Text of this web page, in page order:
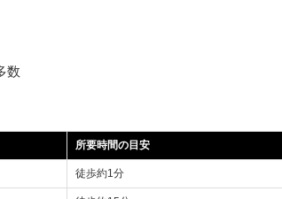
数
所要時間の目安
徒歩約1分